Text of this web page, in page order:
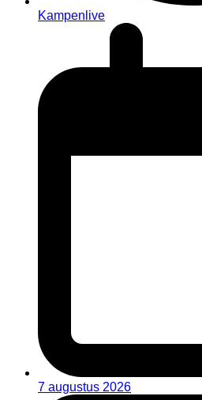
Kampenlive
7 augustus 2026